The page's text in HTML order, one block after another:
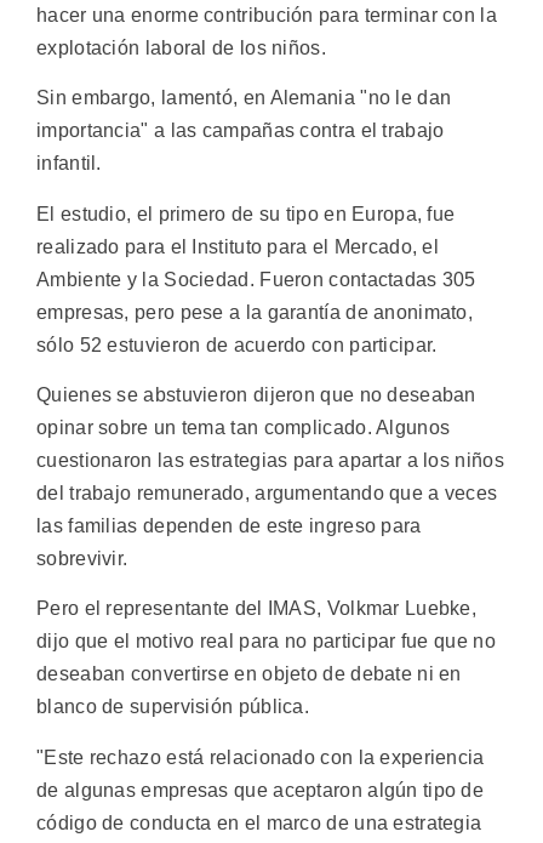
hacer una enorme contribución para terminar con la
explotación laboral de los niños.
Sin embargo, lamentó, en Alemania "no le dan
importancia" a las campañas contra el trabajo
infantil.
El estudio, el primero de su tipo en Europa, fue
realizado para el Instituto para el Mercado, el
Ambiente y la Sociedad. Fueron contactadas 305
empresas, pero pese a la garantía de anonimato,
sólo 52 estuvieron de acuerdo con participar.
Quienes se abstuvieron dijeron que no deseaban
opinar sobre un tema tan complicado. Algunos
cuestionaron las estrategias para apartar a los niños
del trabajo remunerado, argumentando que a veces
las familias dependen de este ingreso para
sobrevivir.
Pero el representante del IMAS, Volkmar Luebke,
dijo que el motivo real para no participar fue que no
deseaban convertirse en objeto de debate ni en
blanco de supervisión pública.
"Este rechazo está relacionado con la experiencia
de algunas empresas que aceptaron algún tipo de
código de conducta en el marco de una estrategia